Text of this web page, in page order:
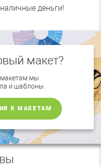
деньги!
макет?
макетам мы
и шаблоны.
К МАКЕТАМ